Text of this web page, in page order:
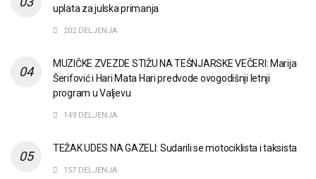
uplata za julska primanja
202 DELJENJA
MUZIČKE ZVEZDE STIŽU NA TEŠNJARSKE VEČERI: Marija
Šerifović i Hari Mata Hari predvode ovogodišnji letnji
program u Valjevu
149 DELJENJA
TEŽAK UDES NA GAZELI: Sudarili se motociklista i taksista
157 DELJENJA